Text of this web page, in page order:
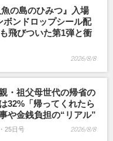
魚の島のひみつ』入場
ボンドロップシール配
飛びついた第1弾と衝
2026/8/8
・祖父母世代の帰省の
32%「帰ってくれたら
や金銭負担の“リアル”
25日号 2026/8/8